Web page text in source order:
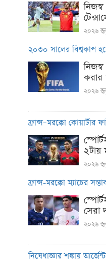
২০২৬
২০৩০ সালের বিশ্বকাপ
করার
২০২৬
ফ্রান্স–মরক্কো কোয়ার্টার
২টায়
২০২৬
ফ্রান্স-মরক্কো ম্যাচের
সেরা
২০২৬
নিষেধাজ্ঞার শঙ্কায়